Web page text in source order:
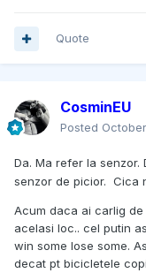
Quote
CosminEU
Posted
Da. Ma refer la
senzor de picior. Cica
Acum daca ai carlig
acelasi loc.. cel putin
win some lose some.
decat pt bicicletele